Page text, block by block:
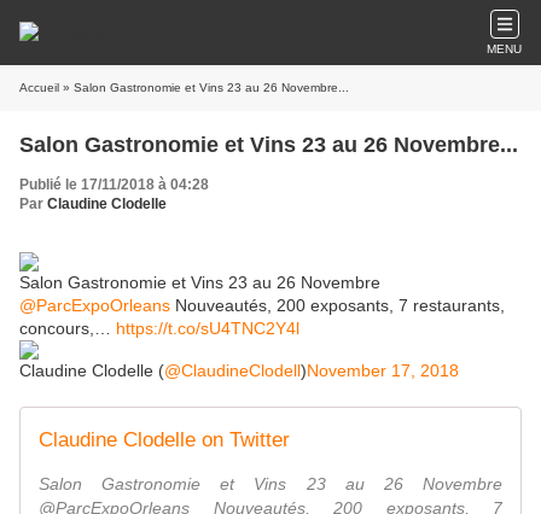
MENU
Accueil » Salon Gastronomie et Vins 23 au 26 Novembre...
Salon Gastronomie et Vins 23 au 26 Novembre...
Publié le 17/11/2018 à 04:28
Par Claudine Clodelle
Salon Gastronomie et Vins 23 au 26 Novembre
@ParcExpoOrleans Nouveautés, 200 exposants, 7 restaurants,
concours,… https://t.co/sU4TNC2Y4l
Claudine Clodelle (@ClaudineClodell)November 17, 2018
Claudine Clodelle on Twitter
Salon Gastronomie et Vins 23 au 26 Novembre
@ParcExpoOrleans Nouveautés, 200 exposants, 7